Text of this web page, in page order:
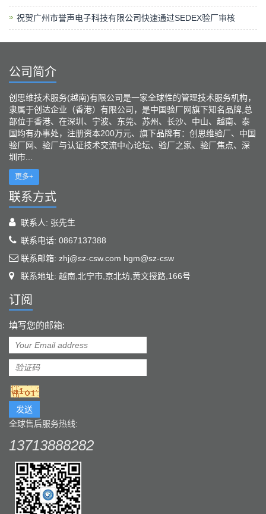
祝贺广州市誉声电子科技有限公司快速通过SEDEX验厂审核
公司简介
创思维技术服务(越南)有限公司是一家全球性的管理技术服务机构，
隶属于创达企业（香港）有限公司，是中国验厂网旗下知名品牌,总
部位于香港、在深圳、宁波、东莞、苏州、长沙、中山、越南、泰
国均有办事处，注册资本200万元、旗下品牌有：创思维验厂、中国
验厂网、验厂与认证技术交流中心论坛、验厂之家、验厂焦点、深
圳市...
更多+
联系方式
联系人: 张先生
联系电话: 0867137388
联系邮箱: zhj@sz-csw.com hgm@sz-csw
联系地址: 越南,北宁市,京北坊,黄文授路,166号
订阅
填写您的邮箱:
发送
全球售后服务热线:
13713888282